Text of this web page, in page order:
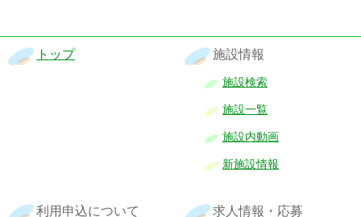
トップ 施設情報
施設検索
施設一覧
施設内動画
新施設情報
利用申込について 求人情報・応募